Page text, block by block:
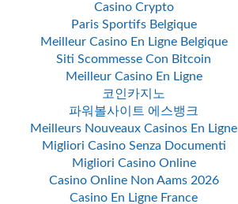
Casino Crypto
Paris Sportifs Belgique
Meilleur Casino En Ligne Belgique
Siti Scommesse Con Bitcoin
Meilleur Casino En Ligne
코인카지노
파워볼사이트 에스뱅크
Meilleurs Nouveaux Casinos En Ligne
Migliori Casino Senza Documenti
Migliori Casino Online
Casino Online Non Aams 2026
Casino En Ligne France